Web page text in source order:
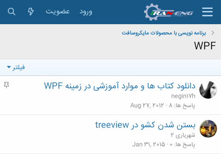
ورود عضویت
برنامه نویسی با محصولات مایکروسافت
WPF
فیلتر
م
دانلود کتاب ها و موارد آموزشی در زمینه WPF
negin17h
پاسخ ها 8
Aug 27, 2012
بستن شدن کشو در treeview
شهریاری 2
پاسخ ها 0
Jan 31, 2015